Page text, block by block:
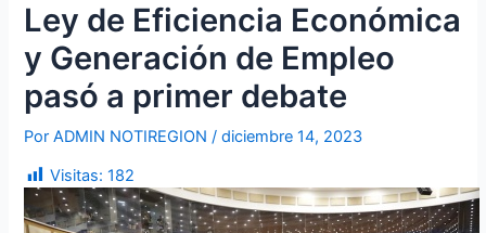
o
o
k
g
a
m
e
b
Ley de Eficiencia Económica
y Generación de Empleo
pasó a primer debate
PorADMIN NOTIREGION/diciembre 14, 2023
Visitas: 182